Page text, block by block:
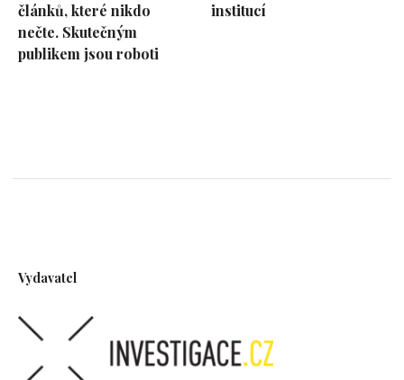
článků, které nikdo
nečte. Skutečným
publikem jsou roboti
institucí
Vydavatel